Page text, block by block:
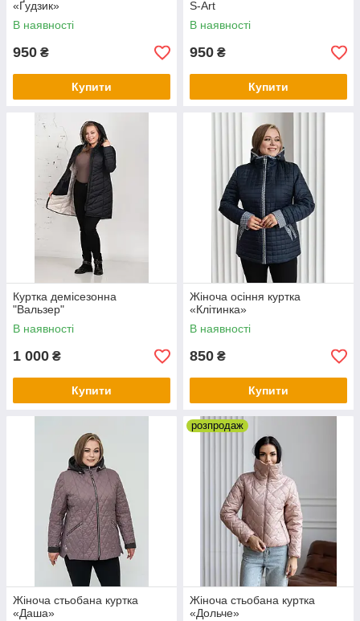
«Ґудзик»
В наявності
950 ₴
Купити
S-Art
В наявності
950 ₴
Купити
Куртка демісезонна
"Вальзер"
В наявності
1 000 ₴
Купити
Жіноча осіння куртка
«Клітинка»
В наявності
850 ₴
Купити
Жіноча стьобана куртка
«Даша»
розпродаж
Жіноча стьобана куртка
«Дольче»